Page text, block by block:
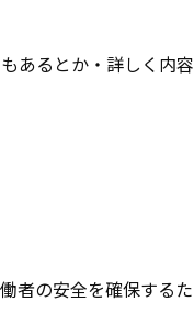
あるとか・詳しく内容
者の安全を確保するた